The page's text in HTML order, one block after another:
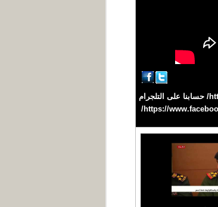
تقديم : مختار الفقيه #سهيل #اليمن #YEMEN تردد القناة على نايلسات 11603 H افقي /27500 موقعنا على الانترنت http://www.suhail.net/ حسابنا على التلجرام
https://telegram.me/suhailtv حسابنا على التويتر https://twitter.com/suhailchannel حسابنا على الفيسبوك https://www.facebook.com/suhailchannel/